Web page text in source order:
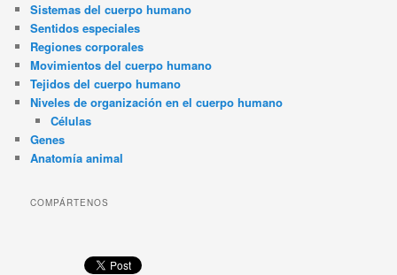
Sistemas del cuerpo humano
Sentidos especiales
Regiones corporales
Movimientos del cuerpo humano
Tejidos del cuerpo humano
Niveles de organización en el cuerpo humano
Células
Genes
Anatomía animal
COMPÁRTENOS